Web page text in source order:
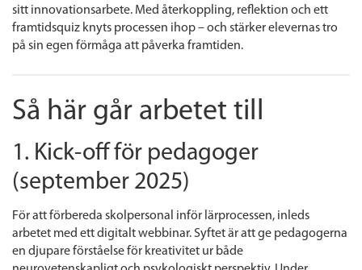
sitt innovationsarbete. Med återkoppling, reflektion och ett
framtidsquiz knyts processen ihop – och stärker elevernas tro
på sin egen förmåga att påverka framtiden.
Så här går arbetet till
1. Kick-off för pedagoger
(september 2025)
För att förbereda skolpersonal inför lärprocessen, inleds
arbetet med ett digitalt webbinar. Syftet är att ge pedagogerna
en djupare förståelse för kreativitet ur både